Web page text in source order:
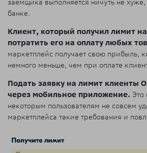
заёмщика выполняется ничуть не
банке.
Клиент, который получил лимит
потратить его на оплату любых
маркетплейс получает свою прибыль,
немного меньше, чем при оплате
Подать заявку на лимит клиенты
через мобильное приложение. Это
некоторым пользователям не совсем
маркетплейса такие требования и